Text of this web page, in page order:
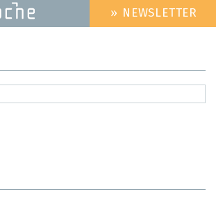
HEADER
MENU
» NEWSLETTER